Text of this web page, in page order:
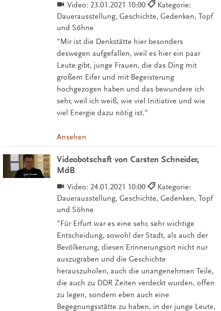
Video: 23.01.2021 10:00
Kategorie:
Dauerausstellung, Geschichte, Gedenken, Topf
und Söhne
"Mir ist die Denkstätte hier besonders
deswegen aufgefallen, weil es hier ein paar
Leute gibt, junge Frauen, die das Ding mit
großem Eifer und mit Begeisterung
hochgezogen haben und das bewundere ich
sehr, weil ich weiß, wie viel Initiative und wie
viel Energie dazu nötig ist."
Ansehen
Videobotschaft von Carsten Schneider,
MdB
Video: 24.01.2021 10:00
Kategorie:
Dauerausstellung, Geschichte, Gedenken, Topf
und Söhne
"Für Erfurt war es eine sehr, sehr wichtige
Entscheidung, sowohl der Stadt, als auch der
Bevölkerung, diesen Erinnerungsort nicht nur
auszugraben und die Geschichte
herauszuholen, auch die unangenehmen Teile,
die auch zu DDR Zeiten verdeckt wurden, offen
zu legen, sondern eben auch eine
Begegnungsstätte zu haben, in der junge Leute,